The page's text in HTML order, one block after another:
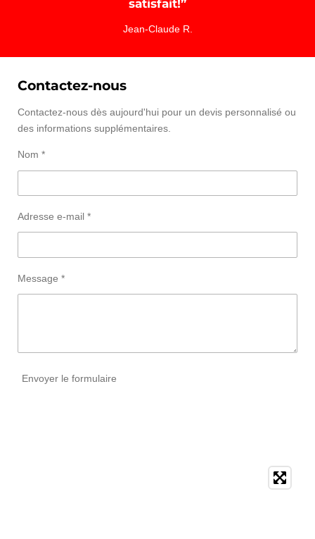
satisfait!”
Jean-Claude R.
Contactez-nous
Contactez-nous dès aujourd'hui pour un devis personnalisé ou
des informations supplémentaires.
Nom *
Adresse e-mail *
Message *
Envoyer le formulaire